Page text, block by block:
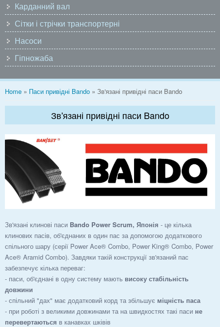
Карданний вал
Сітки і стрічки транспортерні
Насоси
Гіпножаба
You are here
Home » Паси привідні Bando » Зв'язані привідні паси Bando
Зв'язані привідні паси Bando
Зв'язані клинові паси Bando Power Scrum, Японія - це кілька
клинових пасів, об'єднаних в один пас за допомогою додаткового
спільного шару (серії Power Ace® Combo, Power King® Combo, Power
Ace® Aramid Combo). Завдяки такій конструкції зв'язаний пас
забезпечує кілька переваг:
- паси, об'єднані в одну систему мають високу стабільність
довжини
- спільний "дах" має додатковий корд та збільшує міцність паса
- при роботі з великими довжинами та на швидкостях такі паси не
перевертаються в канавках шківів